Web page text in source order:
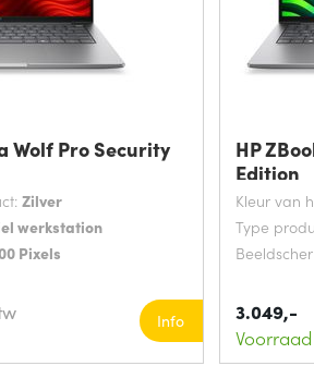
Wolf Pro Security
Zilver
werkstation
Pixels
Info
HP
Edition
Kleur van
Type
3.049,-
Voorraad